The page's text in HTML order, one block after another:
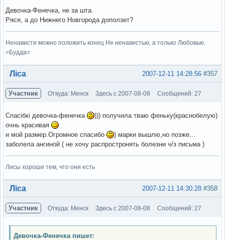
Девочка-Фенечка, не за шта.
Ряся, а до Нижнего Новгорода доползет?
Ненависти можно положить конец Не ненавистью, а только Любовью.
=Будда=
Вне форума #357
2007-12-11 14:28:56
Ліса
Участник Откуда: Менск Здесь с 2007-08-08 Сообщений: 27
Спасібкі девочка-фенечка
))) получила тваю феньку(краснобелую)
очнь красивая
и мой размер.Огромное спасибо
) марки вышлю,но позже...
заболела ангиной ( не хочу распростронять болезни ч/з письма )
Лисы хороши тем, что они есть
Вне форума #358
2007-12-11 14:30:28
Ліса
Участник Откуда: Менск Здесь с 2007-08-08 Сообщений: 27
Девочка-Фенечка пишет: